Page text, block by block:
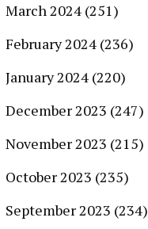
March 2024 (251)
February 2024 (236)
January 2024 (220)
December 2023 (247)
November 2023 (215)
October 2023 (235)
September 2023 (234)